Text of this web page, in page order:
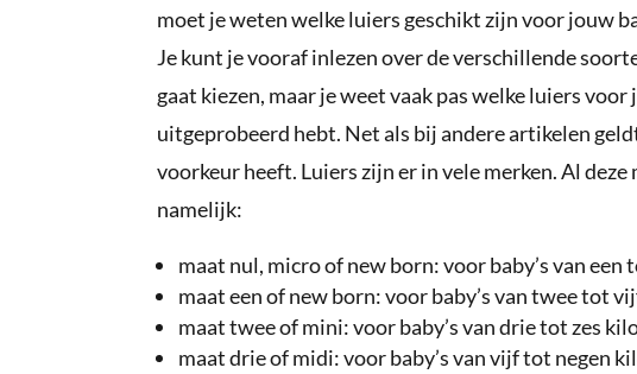
moet je weten welke luiers geschikt zijn voor jouw
Je kunt je vooraf inlezen over de verschillende
gaat kiezen, maar je weet vaak pas welke luiers
uitgeprobeerd hebt. Net als bij andere artikelen
voorkeur heeft. Luiers zijn er in vele merken. Al
namelijk:
maat nul, micro of new born: voor baby’s van
maat een of new born: voor baby’s van twee tot
maat twee of mini: voor baby’s van drie tot zes
maat drie of midi: voor baby’s van vijf tot negen